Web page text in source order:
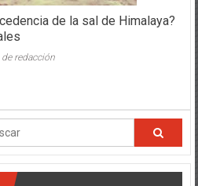
de la sal de Himalaya?
redacción